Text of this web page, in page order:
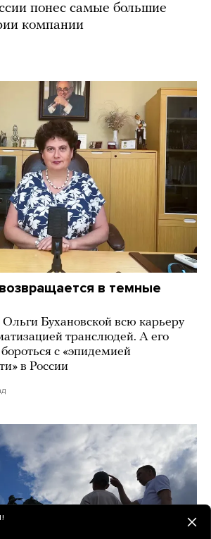
понес самые большие
компании
в темные
Бухановской всю карьеру
транслюдей. А его
с «эпидемией
в России